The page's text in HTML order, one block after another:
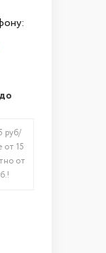
руб/
от 15
от